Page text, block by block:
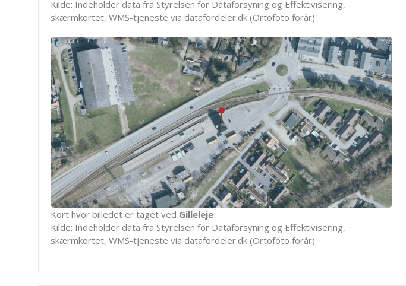
Kilde: Indeholder data fra Styrelsen for Dataforsyning og Effektivisering,
skærmkortet, WMS-tjeneste via datafordeler.dk (Ortofoto forår)
Kort hvor billedet er taget ved Gilleleje
Kilde: Indeholder data fra Styrelsen for Dataforsyning og Effektivisering,
skærmkortet, WMS-tjeneste via datafordeler.dk (Ortofoto forår)